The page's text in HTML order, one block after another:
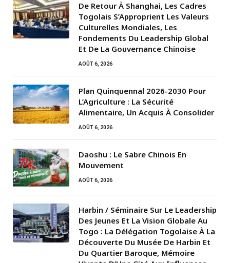
De Retour À Shanghai, Les Cadres
Togolais S’Approprient Les Valeurs
Culturelles Mondiales, Les
Fondements Du Leadership Global
Et De La Gouvernance Chinoise
AOÛT 6, 2026
Plan Quinquennal 2026-2030 Pour
L’Agriculture : La Sécurité
Alimentaire, Un Acquis À Consolider
AOÛT 6, 2026
Daoshu : Le Sabre Chinois En
Mouvement
AOÛT 6, 2026
Harbin / Séminaire Sur Le Leadership
Des Jeunes Et La Vision Globale Au
Togo : La Délégation Togolaise À La
Découverte Du Musée De Harbin Et
Du Quartier Baroque, Mémoire